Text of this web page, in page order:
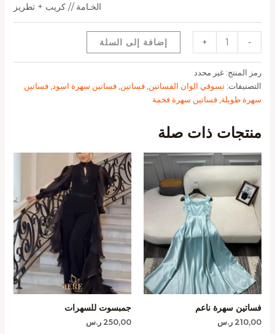
الخـامة // كريب + تطريز
-
+ إضافة إلى السلة
رمز المنتج: غير محدد
التصنيفات: تسوقي الوان الفساتين, فساتين, فساتين سهرة اسود, فساتين
سهرة طويلة, فساتين سهرة فخمة
منتجات ذات صلة
فساتين سهرة ناعم
210,00 ر.س
جمبسوت للسهرات
250,00 ر.س